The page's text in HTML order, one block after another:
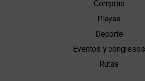
Compras
Playas
Deporte
Eventos y congresos
Rutas